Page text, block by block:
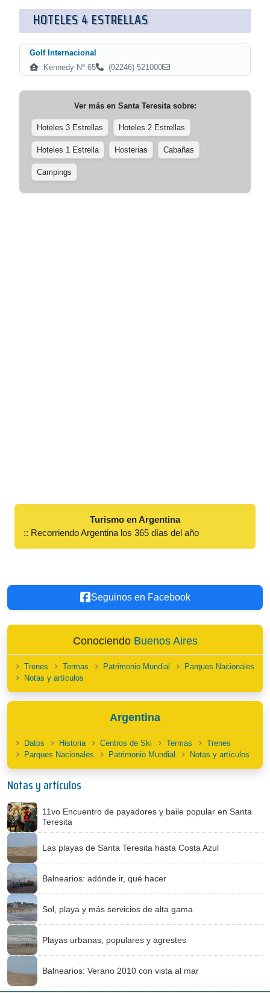
HOTELES 4 ESTRELLAS
Golf Internacional
Kennedy Nº 65
(02246) 521000
Ver más en Santa Teresitasobre:
Hoteles 3 Estrellas Hoteles 2 Estrellas
Hoteles 1 Estrella Hosterias Cabañas
Campings
Turismo en Argentina
:: Recorriendo Argentina los 365 días del año
Seguinos en Facebook
Conociendo Buenos Aires
Trenes Termas Patrimonio Mundial
Parques Nacionales
Notas y artículos
Argentina
Datos Historia Centros de Ski Termas
Trenes
Parques Nacionales
Patrimonio Mundial Notas y artículos
Notas y artículos
11vo Encuentro de payadores y baile popular en Santa
Teresita
Las playas de Santa Teresita hasta Costa Azul
Balnearios: adónde ir, qué hacer
Sol, playa y más servicios de alta gama
Playas urbanas, populares y agrestes
Balnearios: Verano 2010 con vista al mar